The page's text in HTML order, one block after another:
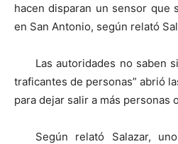
hacen disparan un sensor que
en San Antonio, según relató
Las autoridades no saben
traficantes de personas” abrió
para dejar salir a más personas
Según relató Salazar,